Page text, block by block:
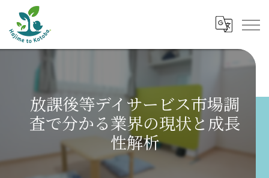
放課後等デイサービス市場調
査で分かる業界の現状と成長
性解析